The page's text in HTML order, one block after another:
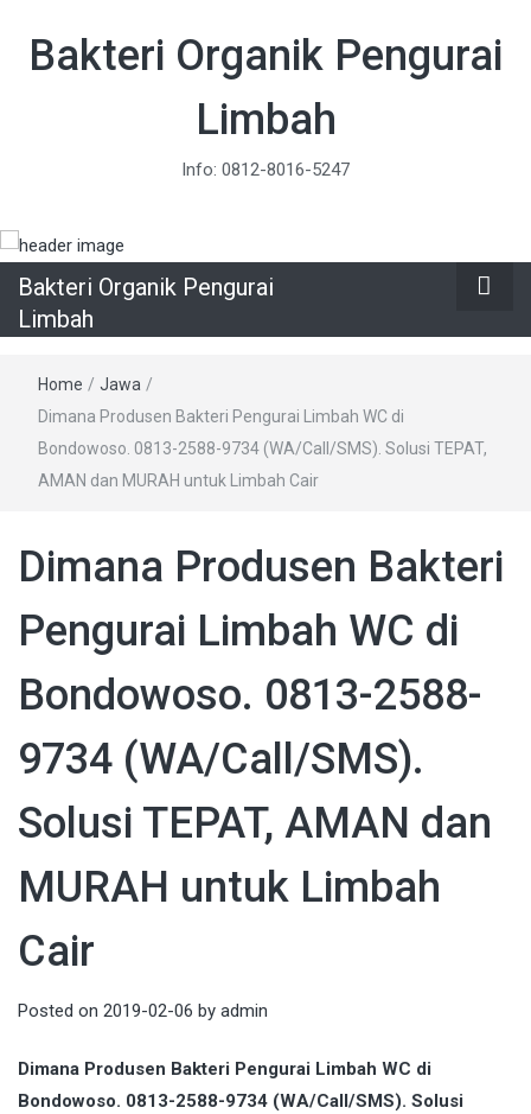
Bakteri Organik Pengurai
Limbah
Info: 0812-8016-5247
Bakteri Organik Pengurai
Limbah
Home / Jawa /
Dimana Produsen Bakteri Pengurai Limbah WC di
Bondowoso. 0813-2588-9734 (WA/Call/SMS). Solusi TEPAT,
AMAN dan MURAH untuk Limbah Cair
Dimana Produsen Bakteri
Pengurai Limbah WC di
Bondowoso. 0813-2588-
9734 (WA/Call/SMS).
Solusi TEPAT, AMAN dan
MURAH untuk Limbah
Cair
Posted on 2019-02-06 by admin
Dimana Produsen Bakteri Pengurai Limbah WC di
Bondowoso. 0813-2588-9734 (WA/Call/SMS). Solusi